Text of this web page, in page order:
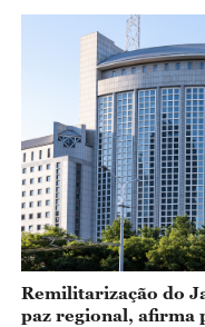
Remilitarização do
paz regional, afirma